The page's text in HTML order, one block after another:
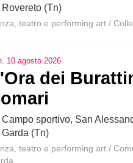
Rovereto (Tn)
teatro e performing art /
10 agosto 2026
dei
Campo sportivo, San
Garda (Tn)
teatro e performing art /